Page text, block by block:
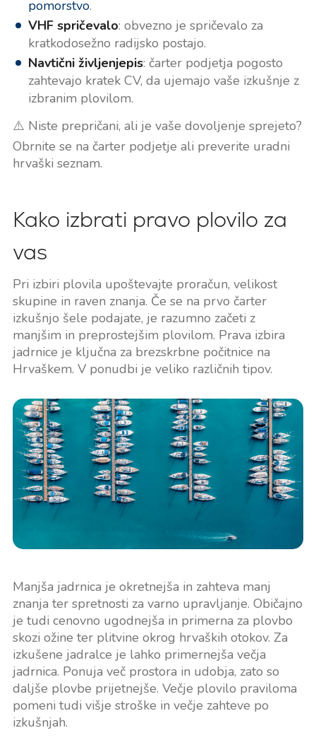
pomorstvo.
VHF spričevalo: obvezno je spričevalo za
kratkodosežno radijsko postajo.
Navtični življenjepis: čarter podjetja pogosto
zahtevajo kratek CV, da ujemajo vaše izkušnje z
izbranim plovilom.
⚠️ Niste prepričani, ali je vaše dovoljenje sprejeto?
Obrnite se na čarter podjetje ali preverite uradni
hrvaški seznam.
Kako izbrati pravo plovilo za
vas
Pri izbiri plovila upoštevajte proračun, velikost
skupine in raven znanja. Če se na prvo čarter
izkušnjo šele podajate, je razumno začeti z
manjšim in preprostejšim plovilom. Prava izbira
jadrnice je ključna za brezskrbne počitnice na
Hrvaškem. V ponudbi je veliko različnih tipov.
Manjša jadrnica je okretnejša in zahteva manj
znanja ter spretnosti za varno upravljanje. Običajno
je tudi cenovno ugodnejša in primerna za plovbo
skozi ožine ter plitvine okrog hrvaških otokov. Za
izkušene jadralce je lahko primernejša večja
jadrnica. Ponuja več prostora in udobja, zato so
daljše plovbe prijetnejše. Večje plovilo praviloma
pomeni tudi višje stroške in večje zahteve po
izkušnjah.